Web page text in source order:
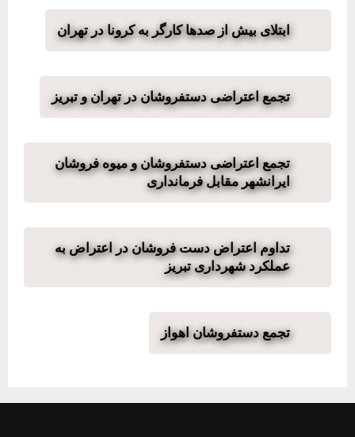
ابتلای بیش از صدها کارگر به کرونا در تهران
تجمع اعتراضی دستفروشان در تهران و تبریز
تجمع اعتراضی دستفروشان و‌ میوه فروشان
ایرانشهر مقابل فرمانداری
تداوم اعتراض دست فروشان در اعتراض به
عملکرد شهرداری تبریز
تجمع دستفروشان اهواز